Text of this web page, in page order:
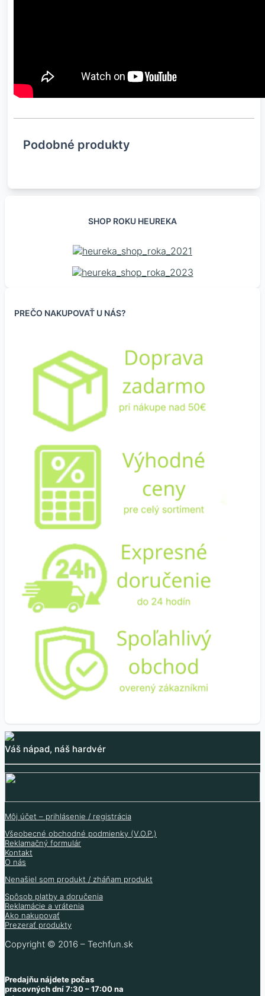
Podobné produkty
PWM regulátor 3V –
35V
(bez DPH 2.60€)
Ovládací modul pre
bridge L298N
2.40€
Skladom 20 ks
Monster motor driver
Dual VNH2SP30
(bez DPH 36.54€
Nie je skladom
Viac informácií
CNC shield pre
3.95€
SHOP ROKU HEUREKA
PREČO NAKUPOVAŤ U NÁS?
Váš nápad, náš hardvér
Môj účet – prihlásenie / registrácia
Všeobecné obchodné podmienky (V.O.P.)
Reklamačný formulár
Kontakt
O nás
Nenašiel som produkt / zháňam produkt
Spôsob platby a doručenia
Reklamácie a vrátenia
Ako nakupovať
Prezerať produkty
Copyright © 2016 – Techfun.sk
Predajňu nájdete počas
pracovných dní 7:30 – 17:00 na